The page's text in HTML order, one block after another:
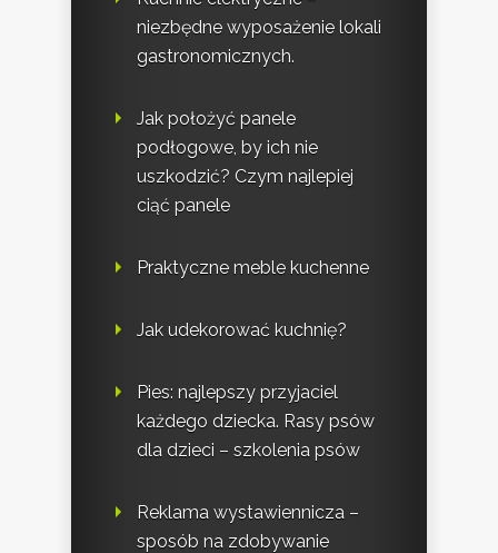
niezbędne wyposażenie lokali
gastronomicznych.
Jak położyć panele
podłogowe, by ich nie
uszkodzić? Czym najlepiej
ciąć panele
Praktyczne meble kuchenne
Jak udekorować kuchnię?
Pies: najlepszy przyjaciel
każdego dziecka. Rasy psów
dla dzieci – szkolenia psów
Reklama wystawiennicza –
sposób na zdobywanie